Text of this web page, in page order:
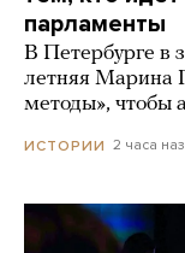
парламенты
В Петербурге в
летняя Марина
методы», чтобы
ИСТОРИИ 2 часа